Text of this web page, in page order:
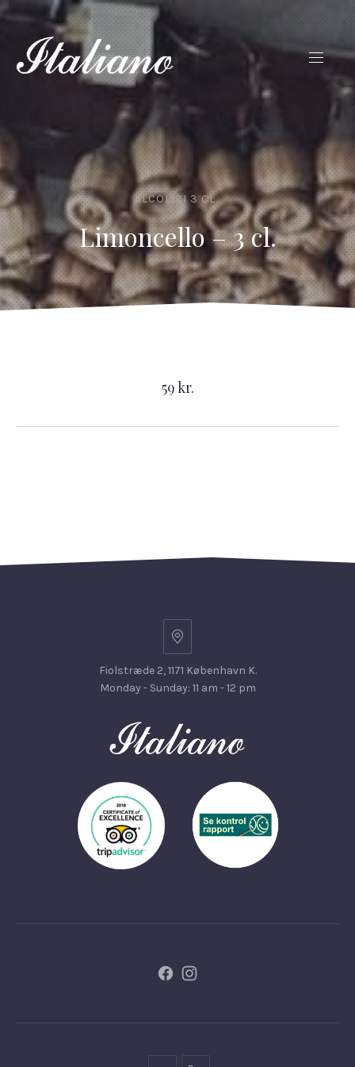
ALCOLICI 3 CL.
Limoncello – 3 cl.
59 kr.
Fiolstræde 2, 1171 København K.
Monday - Sunday: 11 am - 12 pm